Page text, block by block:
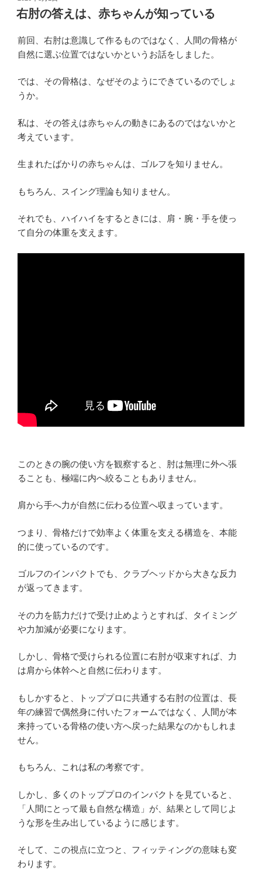
稿
日:
右肘の答えは、赤ちゃんが知っている
前回、右肘は意識して作るものではなく、人間の骨格が
自然に選ぶ位置ではないかというお話をしました。
では、その骨格は、なぜそのようにできているのでしょ
うか。
私は、その答えは赤ちゃんの動きにあるのではないかと
考えています。
生まれたばかりの赤ちゃんは、ゴルフを知りません。
もちろん、スイング理論も知りません。
それでも、ハイハイをするときには、肩・腕・手を使っ
て自分の体重を支えます。
このときの腕の使い方を観察すると、肘は無理に外へ張
ることも、極端に内へ絞ることもありません。
肩から手へ力が自然に伝わる位置へ収まっています。
つまり、骨格だけで効率よく体重を支える構造を、本能
的に使っているのです。
ゴルフのインパクトでも、クラブヘッドから大きな反力
が返ってきます。
その力を筋力だけで受け止めようとすれば、タイミング
や力加減が必要になります。
しかし、骨格で受けられる位置に右肘が収束すれば、力
は肩から体幹へと自然に伝わります。
もしかすると、トッププロに共通する右肘の位置は、長
年の練習で偶然身に付いたフォームではなく、人間が本
来持っている骨格の使い方へ戻った結果なのかもしれま
せん。
もちろん、これは私の考察です。
しかし、多くのトッププロのインパクトを見ていると、
「人間にとって最も自然な構造」が、結果として同じよ
うな形を生み出しているように感じます。
そして、この視点に立つと、フィッティングの意味も変
わります。